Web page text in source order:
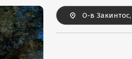
О-в